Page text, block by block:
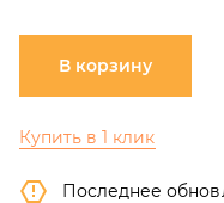
В корзину
Купить в 1 клик
Последнее